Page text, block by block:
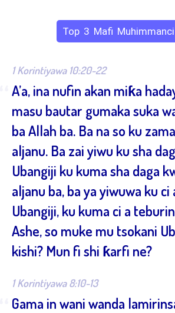
Top 3 Mafi
1 Korintiyawa 10:20-22
A’a, ina nufin akan miƙa
masu bautar gumaka suka
ba Allah ba. Ba na so ku
aljanu. Ba zai yiwu ku sha
Ubangiji ku kuma sha daga
aljanu ba, ba ya yiwuwa ku
Ubangiji, ku kuma ci a
Ashe, so muke mu tsokani
kishi? Mun fi shi ƙarfi ne?
1 Korintiyawa 8:10-13
Gama in wani wanda